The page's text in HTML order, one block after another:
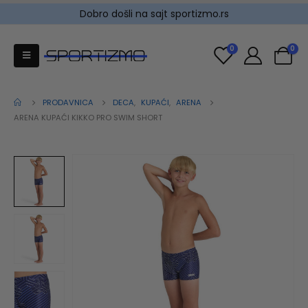
Dobro došli na sajt sportizmo.rs
0 0
PRODAVNICA DECA, KUPAĆI, ARENA
ARENA KUPAĆI KIKKO PRO SWIM SHORT